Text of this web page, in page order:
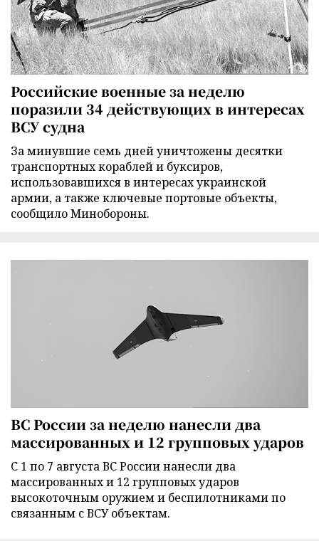
Российские военные за неделю
поразили 34 действующих в интересах
ВСУ судна
За минувшие семь дней уничтожены десятки
транспортных кораблей и буксиров,
использовавшихся в интересах украинской
армии, а также ключевые портовые объекты,
сообщило Минобороны.
ВС России за неделю нанесли два
массированных и 12 групповых ударов
С 1 по 7 августа ВС России нанесли два
массированных и 12 групповых ударов
высокоточным оружием и беспилотниками по
связанным с ВСУ объектам.